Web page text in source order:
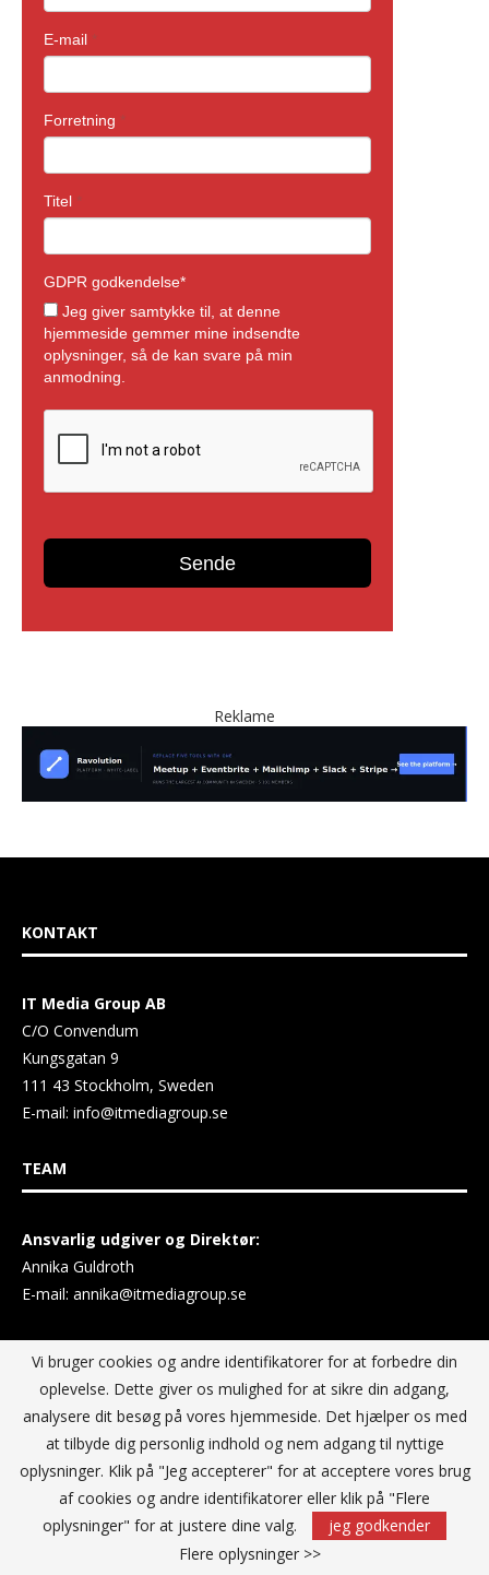
Reklame
KONTAKT
IT Media Group AB
C/O Convendum
Kungsgatan 9
111 43 Stockholm, Sweden
E-mail: info@itmediagroup.se
TEAM
Ansvarlig udgiver og Direktør:
Annika Guldroth
E-mail: annika@itmediagroup.se
PRIVACY POLICY
IT MEDIA GROUP Data Privacy Policy
Vi bruger cookies og andre identifikatorer for at forbedre din
oplevelse. Dette giver os mulighed for at sikre din adgang,
analysere dit besøg på vores hjemmeside. Det hjælper os med
at tilbyde dig personlig indhold og nem adgang til nyttige
oplysninger. Klik på "Jeg accepterer" for at acceptere vores brug
af cookies og andre identifikatorer eller klik på "Flere
oplysninger" for at justere dine valg.
jeg godkender
Flere oplysninger >>